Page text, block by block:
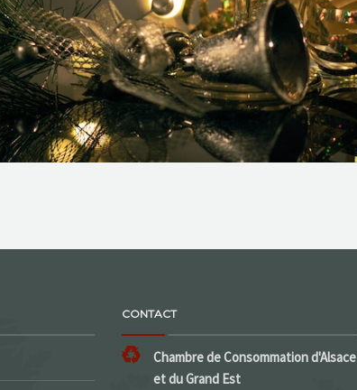
CONTACT
Chambre de Consommation d'Alsace
et du Grand Est